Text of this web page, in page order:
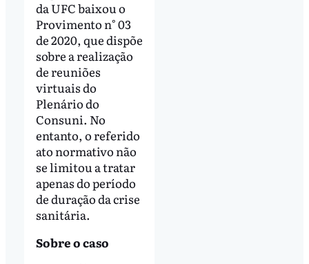
da UFC baixou o
Provimento n° 03
de 2020, que dispõe
sobre a realização
de reuniões
virtuais do
Plenário do
Consuni. No
entanto, o referido
ato normativo não
se limitou a tratar
apenas do período
de duração da crise
sanitária.
Sobre o caso